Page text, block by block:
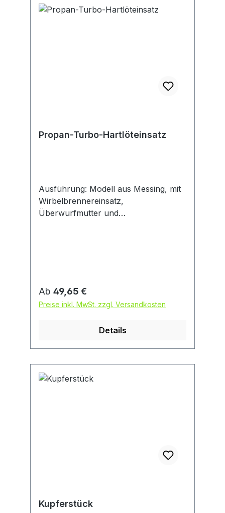
Propan-Turbo-Hartlöteinsatz
Ausführung: Modell aus Messing, mit
Wirbelbrennereinsatz,
Überwurfmutter und
Regulärer Preis:
Ab 49,65 €
Preise inkl. MwSt. zzgl. Versandkosten
Details
Kupferstück